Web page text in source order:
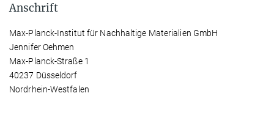
Anschrift
Max-Planck-Institut für Nachhaltige Materialien GmbH
Jennifer Oehmen
Max-Planck-Straße 1
40237 Düsseldorf
Nordrhein-Westfalen